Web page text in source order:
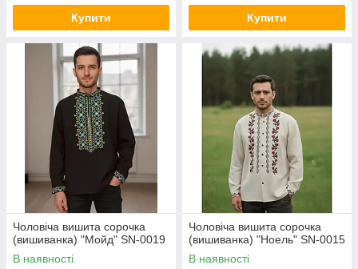
Купити Купити
Чоловіча вишита сорочка
(вишиванка) "Мойд" SN-0019
В наявності
Чоловіча вишита сорочка
(вишиванка) "Ноель" SN-0015
В наявності